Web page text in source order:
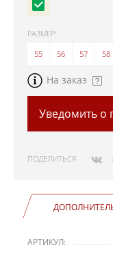
РАЗМЕР:
55
56 57 58
На заказ
Уведомить о
ПОДЕЛИТЬСЯ
АРТИКУЛ: